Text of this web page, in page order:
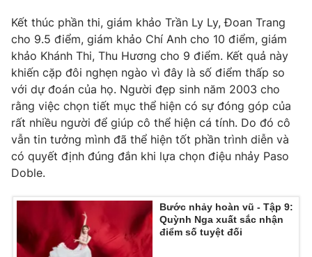
Theo dõi báo trên
Cơ quan chủ quản:Đài Truyền hình Việt Nam
Cơ quan báo chí:Thời báo VTV
Giấy phép hoạt động báo in và báo điện tử số 483/GP-BTTTT
cấp ngày 29/12/2023
Phó Tổng Biên tập:
Nguyễn Thị Mỹ Hạnh, Phạm Quốc Thắng,
Nguyễn Trọng Ninh
Tổng đài VTV:024.38 355 931 - 024.38 355 932
Kết thúc phần thi, giám khảo Trần Ly Ly, Đoan Trang
cho 9.5 điểm, giám khảo Chí Anh cho 10 điểm, giám
khảo Khánh Thi, Thu Hương cho 9 điểm. Kết quả này
khiến cặp đôi nghẹn ngào vì đây là số điểm thấp so
với dự đoán của họ. Người đẹp sinh năm 2003 cho
rằng việc chọn tiết mục thể hiện có sự đóng góp của
rất nhiều người để giúp cô thể hiện cá tính. Do đó cô
vẫn tin tưởng mình đã thể hiện tốt phần trình diễn và
có quyết định đúng đắn khi lựa chọn điệu nhảy Paso
Doble.
Bước nhảy hoàn vũ - Tập 9:
Quỳnh Nga xuất sắc nhận
điểm số tuyệt đối